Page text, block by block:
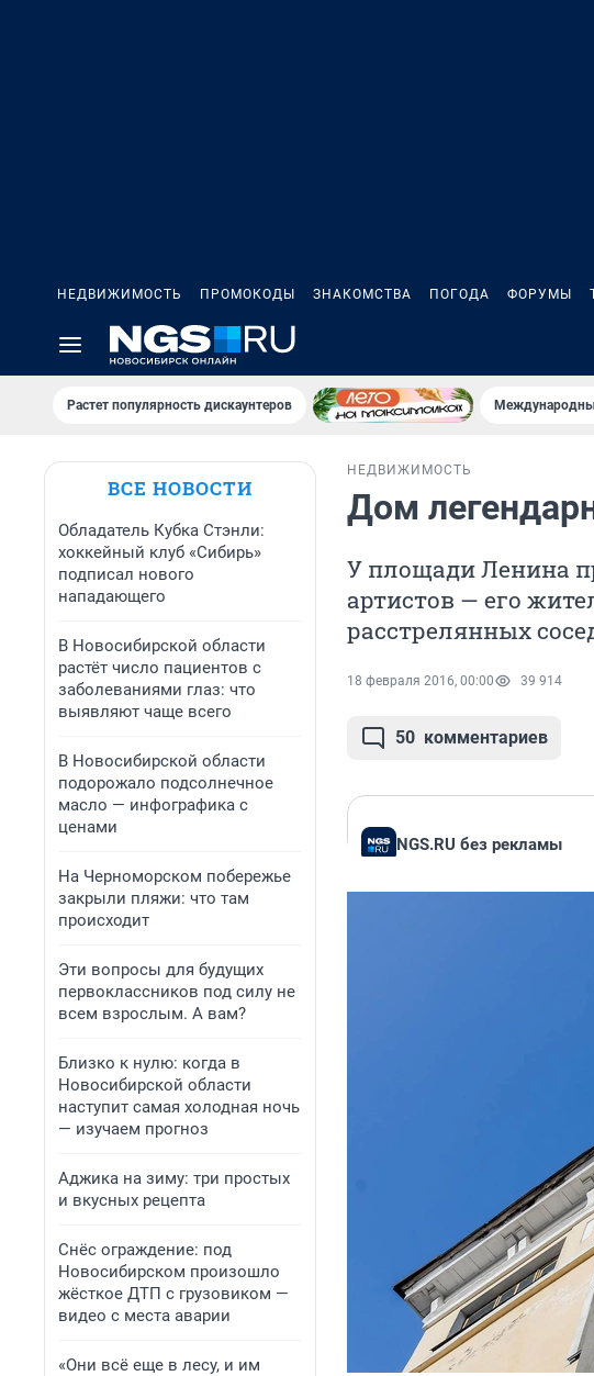
НЕДВИЖИМОСТЬ ПРОМОКОДЫ ЗНАКОМСТВА ПОГОДА ФОРУМЫ
Растет популярность дискаунтеров
ВСЕ НОВОСТИ
Обладатель Кубка Стэнли:
хоккейный клуб «Сибирь»
подписал нового
нападающего
В Новосибирской области
растёт число пациентов с
заболеваниями глаз: что
выявляют чаще всего
В Новосибирской области
подорожало подсолнечное
масло — инфографика с
ценами
На Черноморском побережье
закрыли пляжи: что там
происходит
Эти вопросы для будущих
первоклассников под силу не
всем взрослым. А вам?
Близко к нулю: когда в
Новосибирской области
наступит самая холодная ночь
— изучаем прогноз
Аджика на зиму: три простых
и вкусных рецепта
Снёс ограждение: под
Новосибирском произошло
жёсткое ДТП с грузовиком —
видео с места аварии
«Они всё еще в лесу, и им
НЕДВИЖИМОСТЬ
Дом
У площади Ленина
артистов — его
расстрелянных
18 февраля 2016, 00:00 39 914
50 комментариев
NGS.RU без рекламы